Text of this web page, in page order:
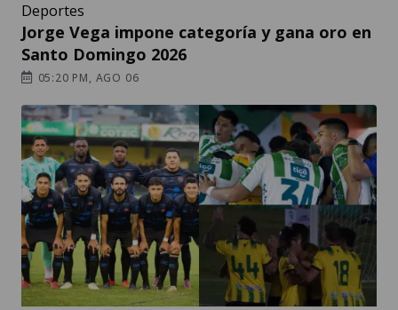
Deportes
Jorge Vega impone categoría y gana oro en
Santo Domingo 2026
05:20 PM, AGO 06